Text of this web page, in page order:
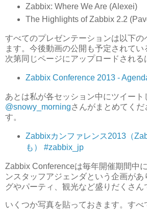
Zabbix: Where We Are (Alexei)
The Highlights of Zabbix 2.2
すべてのプレゼンテーションは以下の
ます。今後動画の公開も予定されてい
次第同じページにアップロードされる
Zabbix Conference 2013 -
あとは私が各セッション中にツイート
@snowy_morningさんがまとめてくだ
す。
Zabbixカンファレンス2013（
も） #zabbix_jp
Zabbix Conferenceは毎年開催期間中
ンスタッフアジェンダという企画が
グやパーティ、観光など盛りだくさん
いくつか写真を貼っておきます。す